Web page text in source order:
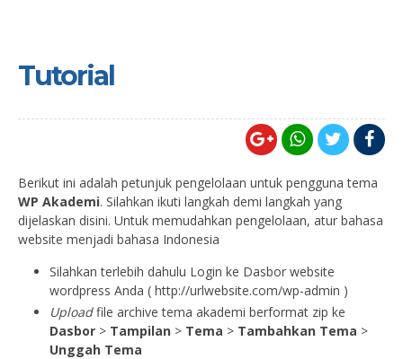
Tutorial
Berikut ini adalah petunjuk pengelolaan untuk pengguna tema
WP Akademi. Silahkan ikuti langkah demi langkah yang
dijelaskan disini. Untuk memudahkan pengelolaan, atur bahasa
website menjadi bahasa Indonesia
Silahkan terlebih dahulu Login ke Dasbor website
wordpress Anda ( http://urlwebsite.com/wp-admin )
Uploadfile archive tema akademi berformat zip ke
Dasbor > Tampilan > Tema > Tambahkan Tema >
Unggah Tema